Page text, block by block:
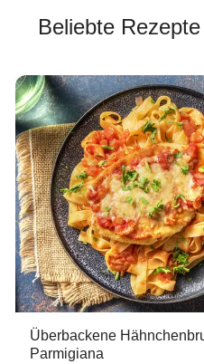
Beliebte
Überbackene
Parmigiana